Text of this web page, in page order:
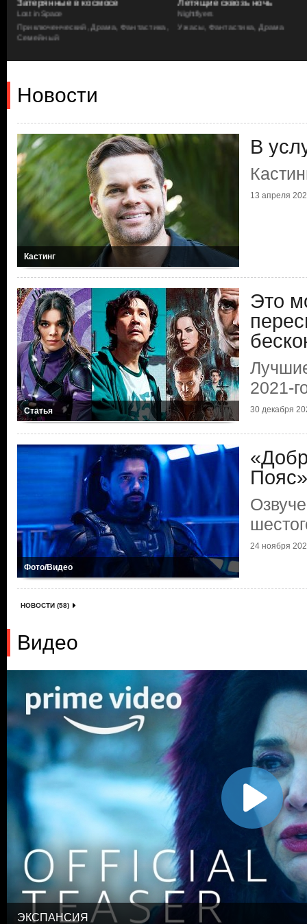
Lost in Space
Приключенческий, Драма, Фантастика,
Семейный
Nightflyers
Ужасы, Фантастика, Драма
Новости
Кастинг
В
13 апреля
Статья
Это
2021-
30 декабря
Фото/Видео
Пояс»
24 ноября
НОВОСТИ (58)
Видео
ЭКСПАНСИЯ